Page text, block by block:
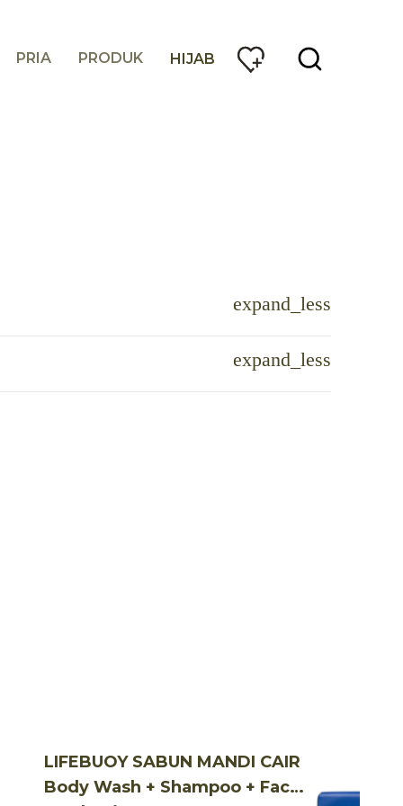
PRIA PRODUK HIJAB
LIFEBUOY SABUN MANDI CAIR
Body Wash + Shampoo + Face